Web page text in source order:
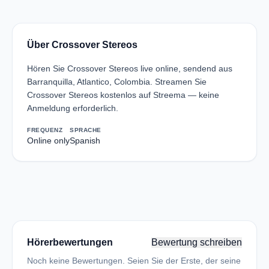
Über Crossover Stereos
Hören Sie Crossover Stereos live online, sendend aus
Barranquilla, Atlantico, Colombia. Streamen Sie
Crossover Stereos kostenlos auf Streema — keine
Anmeldung erforderlich.
FREQUENZ
Online only
SPRACHE
Spanish
Hörerbewertungen Bewertung schreiben
Noch keine Bewertungen. Seien Sie der Erste, der seine